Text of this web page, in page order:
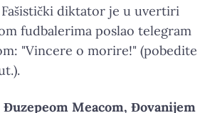
Fašistički diktator je u uvertiri
fudbalerima poslao telegram
"Vincere o morire!" (pobedite
Đuzepeom Meacom, Đovanijem